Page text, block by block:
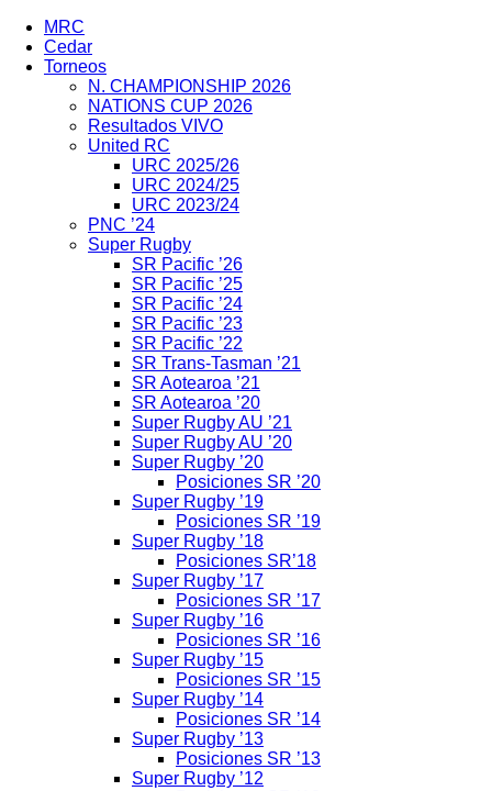
MRC
Cedar
Torneos
N. CHAMPIONSHIP 2026
NATIONS CUP 2026
Resultados VIVO
United RC
URC 2025/26
URC 2024/25
URC 2023/24
PNC ’24
Super Rugby
SR Pacific ’26
SR Pacific ’25
SR Pacific ’24
SR Pacific ’23
SR Pacific ’22
SR Trans-Tasman ’21
SR Aotearoa ’21
SR Aotearoa ’20
Super Rugby AU ’21
Super Rugby AU ’20
Super Rugby ’20
Posiciones SR ’20
Super Rugby ’19
Posiciones SR ’19
Super Rugby ’18
Posiciones SR’18
Super Rugby ’17
Posiciones SR ’17
Super Rugby ’16
Posiciones SR ’16
Super Rugby ’15
Posiciones SR ’15
Super Rugby ’14
Posiciones SR ’14
Super Rugby ’13
Posiciones SR ’13
Super Rugby ’12